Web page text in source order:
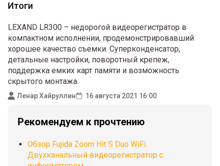
Итоги
LEXAND LR300 – недорогой видеорегистратор в
компактном исполнении, продемонстрировавший
хорошее качество съемки. Суперконденсатор,
детальные настройки, поворотный крепеж,
поддержка емких карт памяти и возможность
скрытого монтажа.
Ленар Хайруллин 16 августа 2021 16:00
Рекомендуем к прочтению
Обзор Fujida Zoom Hit S Duo WiFi.
Двухканальный видеорегистратор с